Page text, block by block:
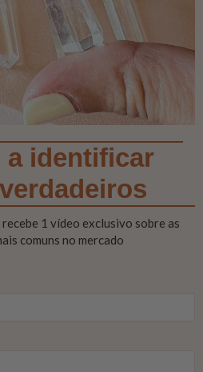
a identificar
1 vídeo exclusivo sobre as
comuns no mercado